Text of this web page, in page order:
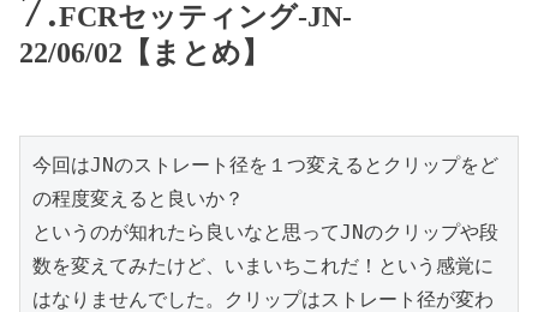
FCRセッティング-JN-
22/06/02【まとめ】
今回はJNのストレート径を１つ変えるとクリップをど
の程度変えると良いか？
というのが知れたら良いなと思ってJNのクリップや段
数を変えてみたけど、いまいちこれだ！という感覚に
はなりませんでした。クリップはストレート径が変わ